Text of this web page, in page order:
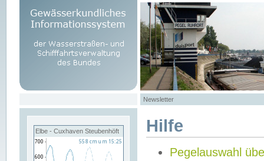
Newsletter
Elbe - Cuxhaven Steubenhöft Hilfe
Pegelauswahl